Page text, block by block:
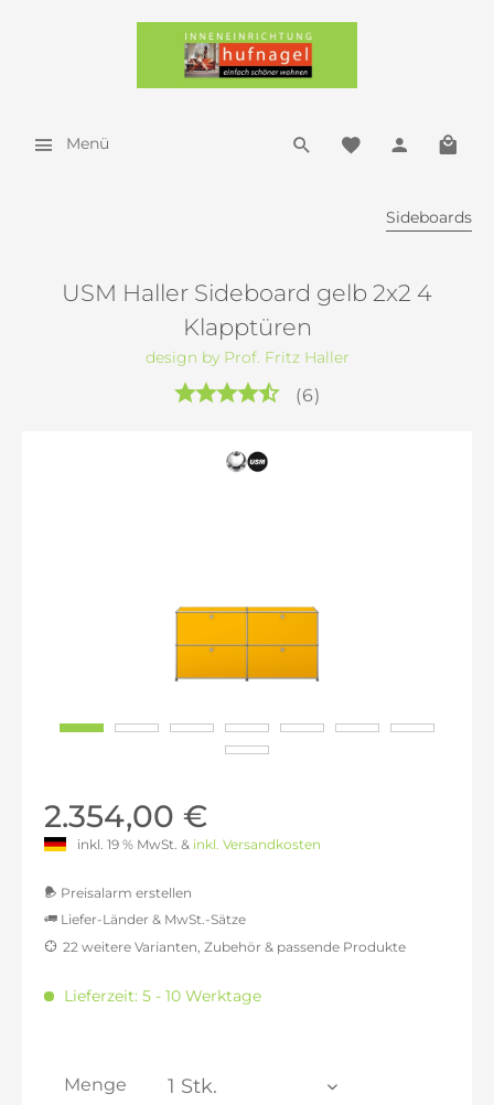
Menü
Sideboards
USM Haller Sideboard gelb 2x2 4
Klapptüren
design by Prof. Fritz Haller
(6)
2.354,00 €
inkl. 19 % MwSt. & inkl. Versandkosten
Preisalarm erstellen
Liefer-Länder & MwSt.-Sätze
inkl. 16% MwSt.: 2.294,66 €
inkl. 20% MwSt.: 2.373,78 €
inkl. 21% MwSt.: 2.393,56 €
inkl. 22% MwSt.: 2.413,34 €
22 weitere Varianten, Zubehör & passende Produkte
Lieferzeit: 5 - 10 Werktage
Menge